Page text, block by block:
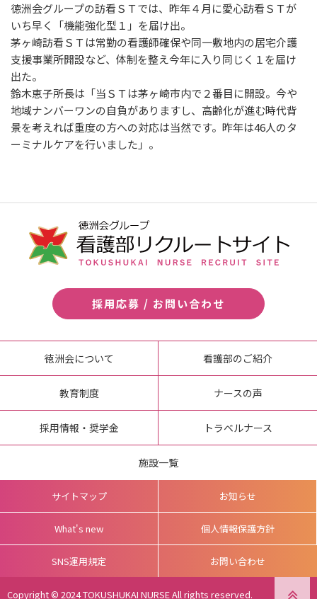
徳洲会グループの訪看ＳＴでは、昨年４月に愛心訪看ＳＴが
いち早く「機能強化型１」を届け出。
茅ヶ崎訪看ＳＴは常勤の看護師確保や同一敷地内の居宅介護
支援事業所開設など、体制を整え今年に入り同じく１を届け
出た。
鈴木恵子所長は「当ＳＴは茅ヶ崎市内で２番目に開設。今や
地域ナンバーワンの自負がありますし、高齢化が進む時代背
景を考えれば重度の方への対応は当然です。昨年は46人のタ
ーミナルケアを行いました」。
採用応募 / お問い合わせ
徳洲会について 看護部のご紹介
教育制度 ナースの声
採用情報・奨学金 トラベルナース
施設一覧
Copyright © 2024 TOKUSHUKAI NURSE All rights reserved.
サイトマップ お知らせ
What's new 個人情報保護方針
SNS運用規定 お問い合わせ